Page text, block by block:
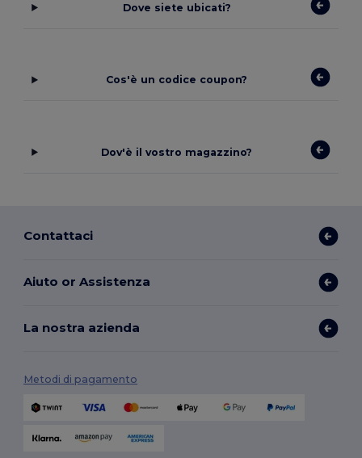
Dove siete ubicati?
Cos'è un codice coupon?
Dov'è il vostro magazzino?
Contattaci
Aiuto or Assistenza
La nostra azienda
Metodi di pagamento